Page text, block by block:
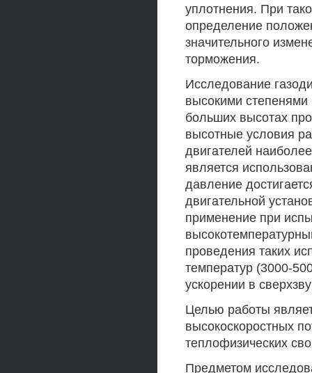
уплотнения. При
определение
значительного
торможения.
Исследование
высокими
больших высотах
высотные условия
двигателей
является
давление
двигательной
применение при
проведения таких
температур (3000-
ускорении в
Целью работы
высокоскоростных
теплофизических
Предметом